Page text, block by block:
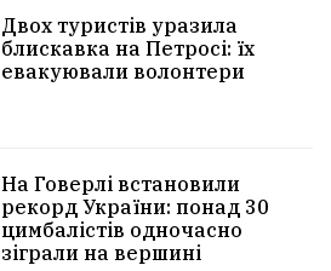
Двох туристів уразила
блискавка на Петросі: їх
евакуювали волонтери
На Говерлі встановили
рекорд України: понад 30
цимбалістів одночасно
зіграли на вершині